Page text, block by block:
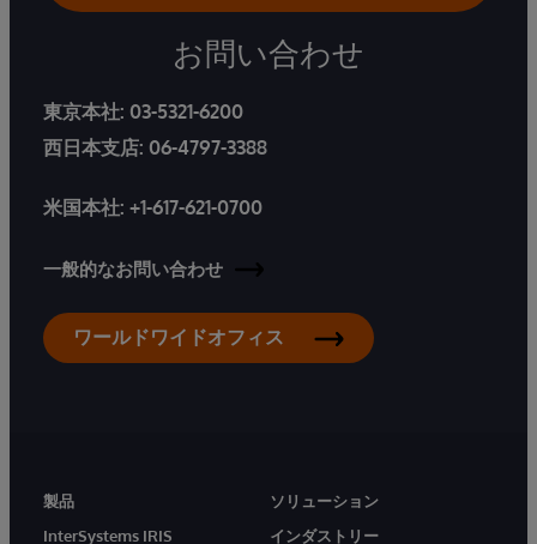
お問い合わせ
東京本社: 03-5321-6200
西日本支店: 06-4797-3388
米国本社: +1-617-621-0700
一般的なお問い合わせ
ワールドワイドオフィス
製品
InterSystems IRIS
ソリューション
インダストリー